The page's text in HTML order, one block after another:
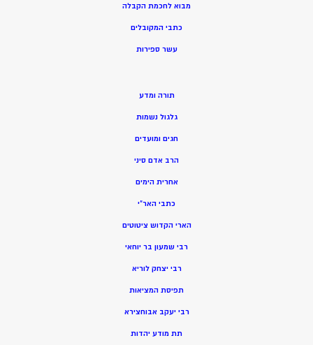
מבוא לחכמת הקבלה
כתבי המקובלים
עשר ספירות
תורה ומדע
גלגול נשמות
חגים ומועדים
הרב אדם סיני
אחרית הימים
כתבי האר”י
הארי הקדוש ציטוטים
רבי שמעון בר יוחאי
רבי יצחק לוריא
תפיסת המציאות
רבי יעקב אבוחצירא
תת מודע יהדות